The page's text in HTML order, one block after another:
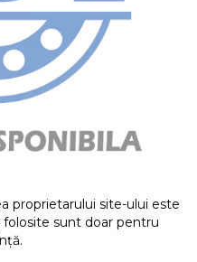
proprietarului site-ului este
folosite sunt doar pentru